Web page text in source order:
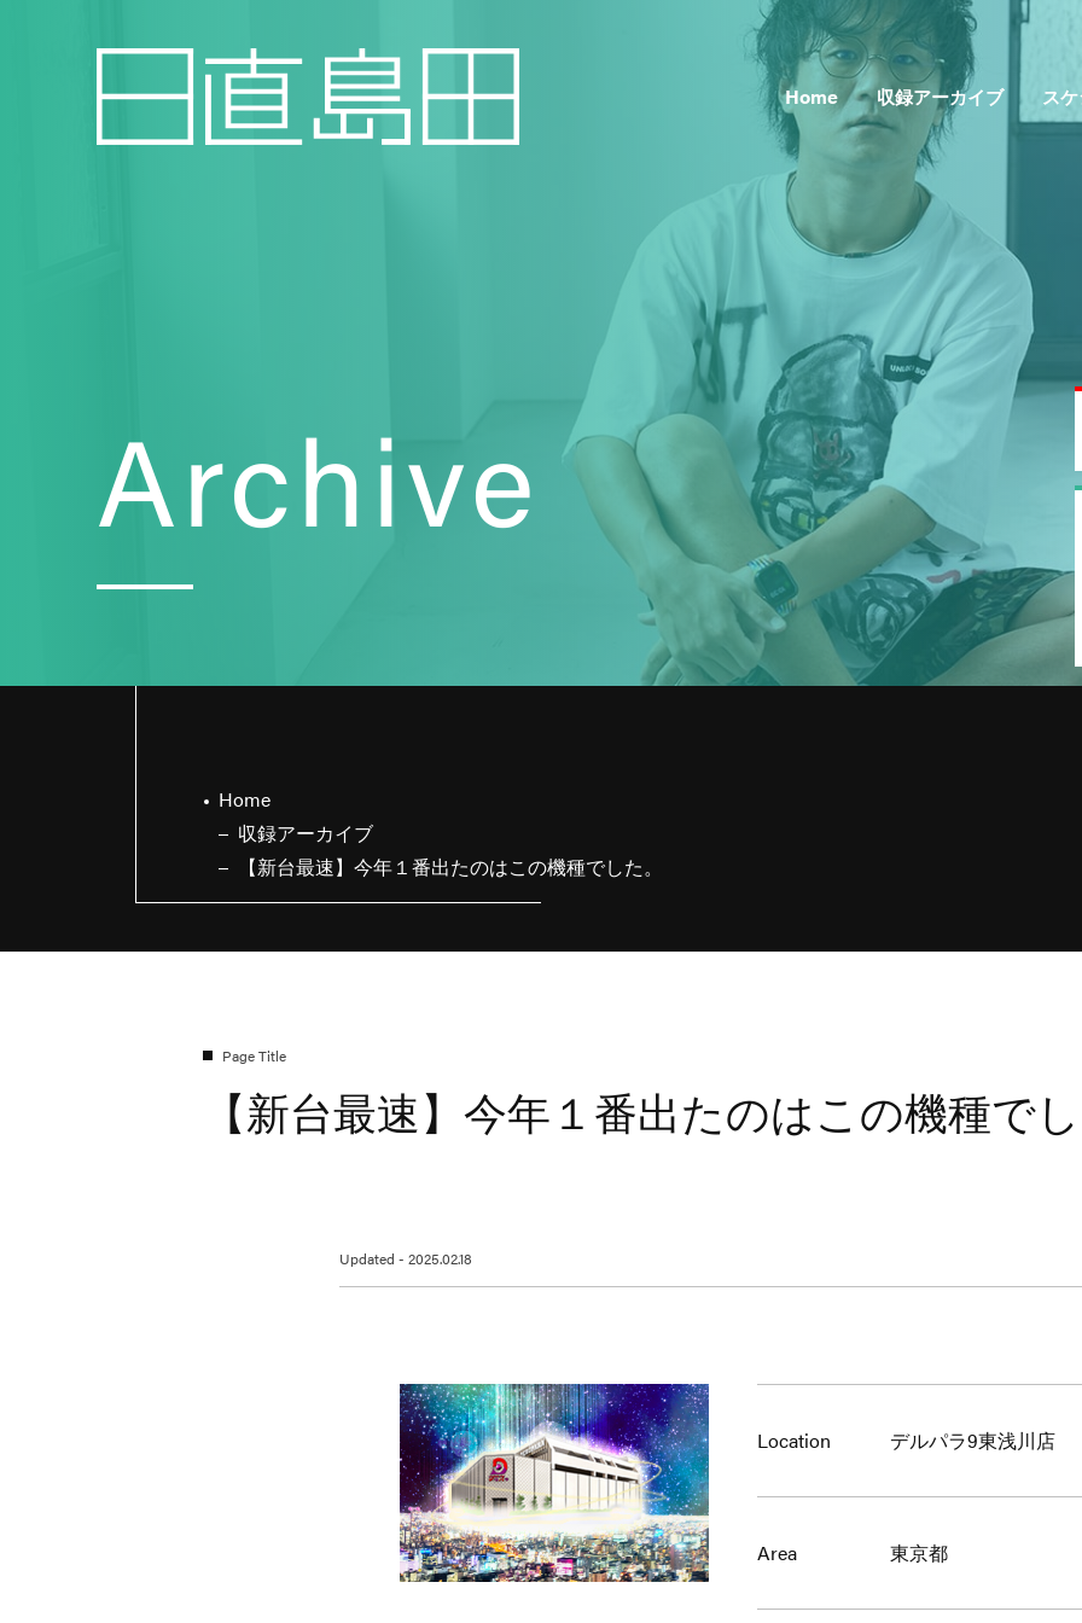
Home 収録アーカイブ ス
Archive
Topics3
収録の依頼・番組出演・取材や
YouTubeについて・その他お問い合
わせなどお気軽ご連絡くだ
1
Home
収録アーカイブ
【新台最速】今年１番出たのはこの機種でした。
【新台最速】今年１番出たのはこの機種で
Updated - 2025.02.18
Location デルパラ9東浅川店
Area 東京都